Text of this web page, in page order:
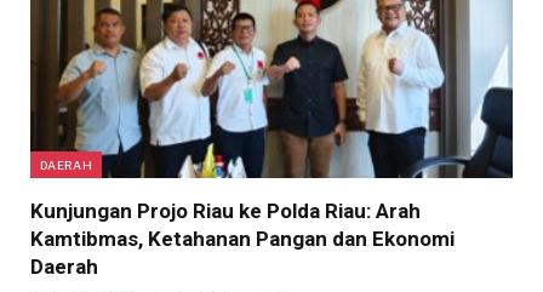
DAERAH
Kunjungan Projo Riau ke Polda Riau: Arah
Kamtibmas, Ketahanan Pangan dan Ekonomi
Daerah